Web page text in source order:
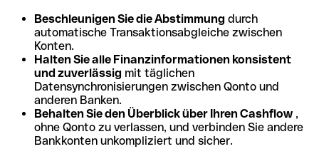
Beschleunigen Sie die Abstimmung durch
automatische Transaktionsabgleiche zwischen
Konten.
Halten Sie alle Finanzinformationen konsistent
und zuverlässig mit täglichen
Datensynchronisierungen zwischen Qonto und
anderen Banken.
Behalten Sie den Überblick über Ihren Cashflow ,
ohne Qonto zu verlassen, und verbinden Sie andere
Bankkonten unkompliziert und sicher.